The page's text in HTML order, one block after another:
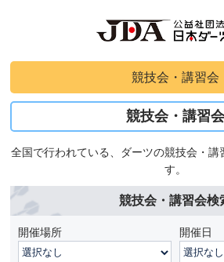
競技会・講習会
競技会・講習会
全国で行われている、ダーツの競技会・講
す。
競技会・講習会検
開催場所 開催日